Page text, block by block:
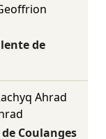
de
Ahrad
Coulanges